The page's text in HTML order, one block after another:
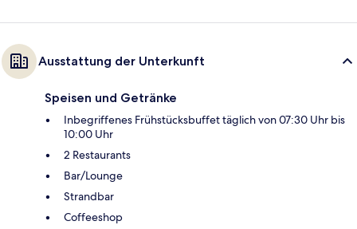
Ausstattung der Unterkunft
Speisen und Getränke
Inbegriffenes Frühstücksbuffet täglich von 07:30 Uhr bis
10:00 Uhr
2 Restaurants
Bar/Lounge
Strandbar
Coffeeshop